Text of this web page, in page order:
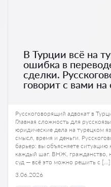
В Турции всё на
ошибка в
сделки.
говорит с вами
Русскоговорящий адвокат в
Главная сложность для
юридические дела на турецком
смысл, время и деньги.
барьер: вы объясняете
каждый шаг. ВНЖ, гражданство,
суд — всё это можно решить с […]
3.06.2026